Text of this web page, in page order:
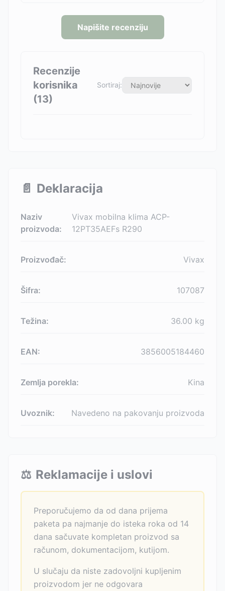
Napišite recenziju
Recenzije
korisnika
(13)
Sortiraj:
📄 Deklaracija
Naziv
proizvoda:
Vivax mobilna klima ACP-
12PT35AEFs R290
Proizvođač: Vivax
Šifra: 107087
Težina: 36.00 kg
EAN: 3856005184460
Zemlja porekla: Kina
Uvoznik: Navedeno na pakovanju proizvoda
⚖️ Reklamacije i uslovi
Preporučujemo da od dana prijema
paketa pa najmanje do isteka roka od 14
dana sačuvate kompletan proizvod sa
računom, dokumentacijom, kutijom.
U slučaju da niste zadovoljni kupljenim
proizvodom jer ne odgovara